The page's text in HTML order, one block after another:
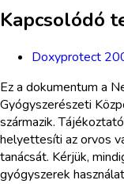
Kapcsolódó
Doxyprotect
Ez a dokumentum a
Gyógyszerészeti
származik.
helyettesíti az orvos
tanácsát. Kérjük,
gyógyszerek